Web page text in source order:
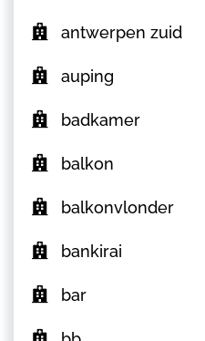
antwerpen zuid
auping
badkamer
balkon
balkonvlonder
bankirai
bar